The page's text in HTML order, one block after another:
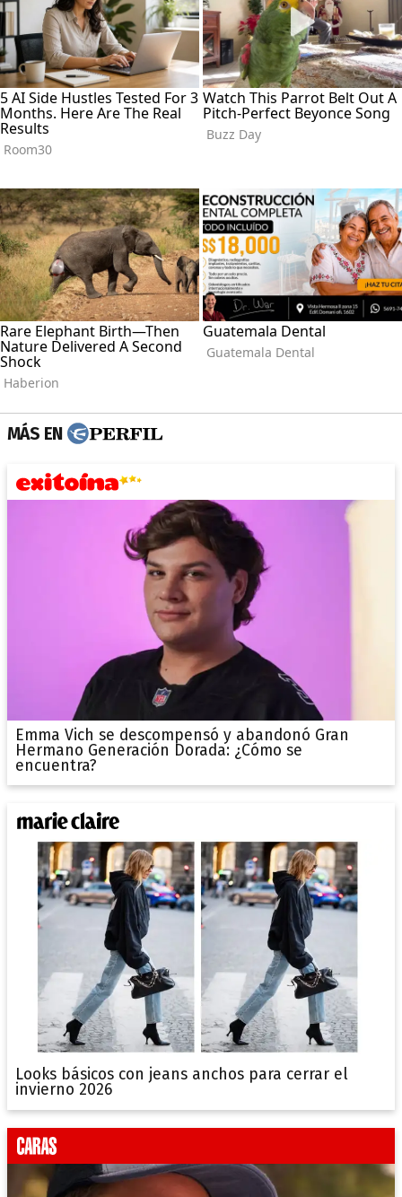
MÁS EN
Emma Vich se descompensó y abandonó Gran
Hermano Generación Dorada: ¿Cómo se
encuentra?
Looks básicos con jeans anchos para cerrar el
invierno 2026